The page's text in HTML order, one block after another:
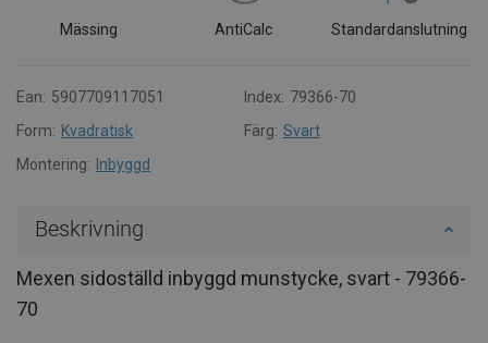
Mässing AntiCalc Standardanslutning
Ean: 5907709117051 Index: 79366-70
Form: Kvadratisk Färg: Svart
Montering:
Inbyggd
Beskrivning
Mexen sidoställd inbyggd munstycke, svart - 79366-
70